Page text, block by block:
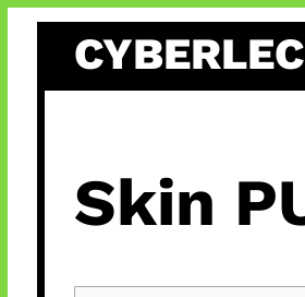
content
CYBERLEC
Skin